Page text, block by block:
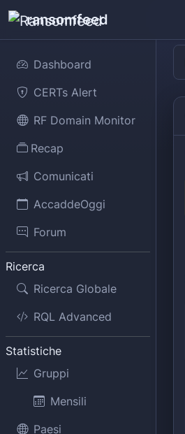
ransomfeed
Dashboard
CERTs Alert
RF Domain Monitor
Recap
Comunicati
AccaddeOggi
Forum
Ricerca
Ricerca Globale
RQL Advanced
Statistiche
Gruppi
Mensili
Paesi